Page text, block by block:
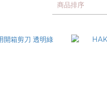
商品排序